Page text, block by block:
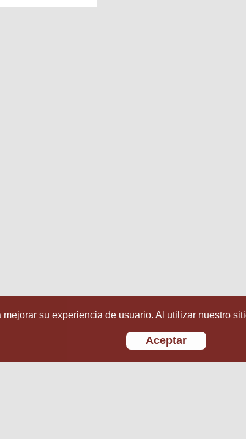
mejorar su experiencia de usuario. Al utilizar nuestro
Aceptar